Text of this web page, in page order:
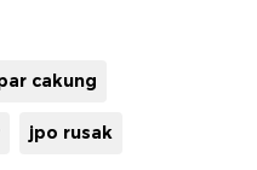
cakung
jpo rusak